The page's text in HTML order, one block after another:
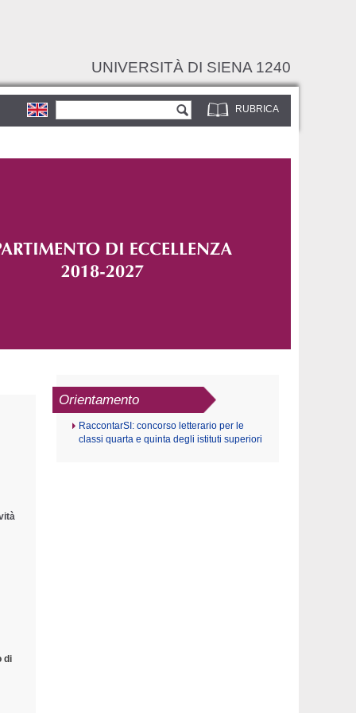
UNIVERSITÀ DI SIENA 1240
RUBRICA
Form di ricerca
di
Orientamento
RaccontarSI: concorso letterario per le
classi quarta e quinta degli istituti superiori